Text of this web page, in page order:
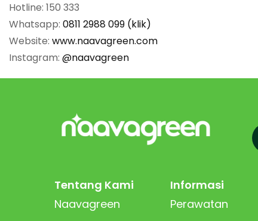
Hotline: 150 333
Whatsapp: 0811 2988 099 (klik)
Website: www.naavagreen.com
Instagram: @naavagreen
Tentang Kami
Naavagreen
Informasi
Perawatan